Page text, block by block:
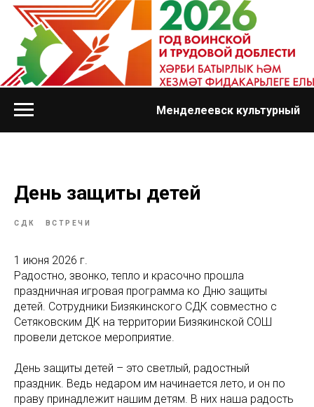
Менделеевск культурный
День защиты детей
СДК ВСТРЕЧИ
1 июня 2026 г.
Радостно, звонко, тепло и красочно прошла
праздничная игровая программа ко Дню защиты
детей. Сотрудники Бизякинского СДК совместно с
Сетяковским ДК на территории Бизякинской СОШ
провели детское мероприятие.
День защиты детей – это светлый, радостный
праздник. Ведь недаром им начинается лето, и он по
праву принадлежит нашим детям. В них наша радость